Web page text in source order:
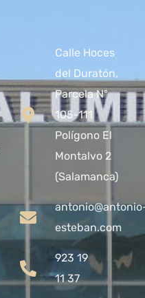
Calle Hoces
del Duratón,
Parcela Nº
105-111
Polígono El
Montalvo 2
(Salamanca)
esteban.com
923 19
11 37